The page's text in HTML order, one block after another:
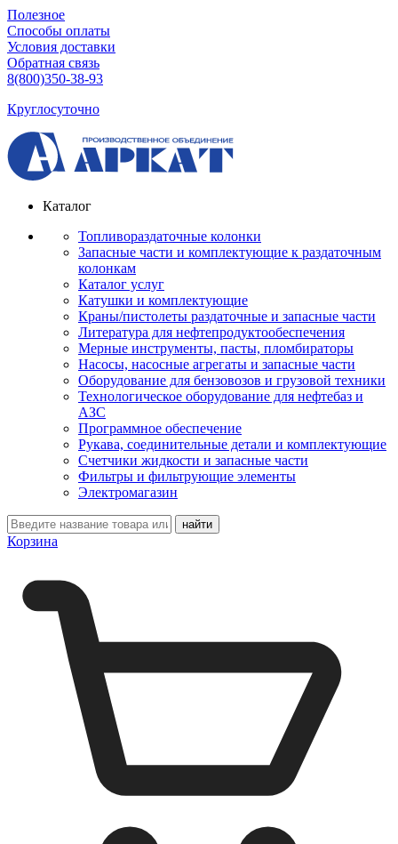
Полезное
Способы оплаты
Условия доставки
Обратная связь
8(800)350-38-93
Круглосуточно
Каталог
Топливораздаточные колонки
Запасные части и комплектующие к раздаточным
колонкам
Каталог услуг
Катушки и комплектующие
Краны/пистолеты раздаточные и запасные части
Литература для нефтепродуктообеспечения
Мерные инструменты, пасты, пломбираторы
Насосы, насосные агрегаты и запасные части
Оборудование для бензовозов и грузовой техники
Технологическое оборудование для нефтебаз и
АЗС
Программное обеспечение
Рукава, соединительные детали и комплектующие
Счетчики жидкости и запасные части
Фильтры и фильтрующие элементы
Электромагазин
Корзина